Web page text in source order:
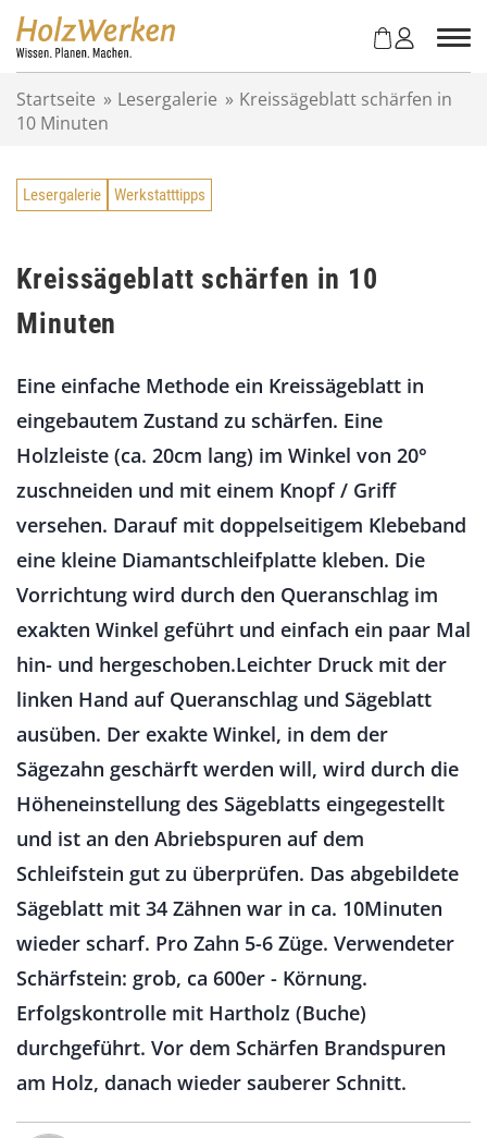
Startseite » Lesergalerie » Kreissägeblatt schärfen in
10 Minuten
Lesergalerie Werkstatttipps
Kreissägeblatt schärfen in 10
Minuten
Eine einfache Methode ein Kreissägeblatt in
eingebautem Zustand zu schärfen. Eine
Holzleiste (ca. 20cm lang) im Winkel von 20°
zuschneiden und mit einem Knopf / Griff
versehen. Darauf mit doppelseitigem Klebeband
eine kleine Diamantschleifplatte kleben. Die
Vorrichtung wird durch den Queranschlag im
exakten Winkel geführt und einfach ein paar Mal
hin- und hergeschoben.Leichter Druck mit der
linken Hand auf Queranschlag und Sägeblatt
ausüben. Der exakte Winkel, in dem der
Sägezahn geschärft werden will, wird durch die
Höheneinstellung des Sägeblatts eingegestellt
und ist an den Abriebspuren auf dem
Schleifstein gut zu überprüfen. Das abgebildete
Sägeblatt mit 34 Zähnen war in ca. 10Minuten
wieder scharf. Pro Zahn 5-6 Züge. Verwendeter
Schärfstein: grob, ca 600er - Körnung.
Erfolgskontrolle mit Hartholz (Buche)
durchgeführt. Vor dem Schärfen Brandspuren
am Holz, danach wieder sauberer Schnitt.